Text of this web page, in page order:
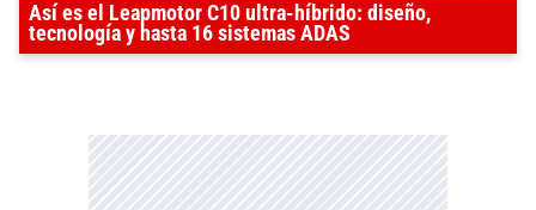
Así es el Leapmotor C10 ultra-híbrido: diseño,
tecnología y hasta 16 sistemas ADAS